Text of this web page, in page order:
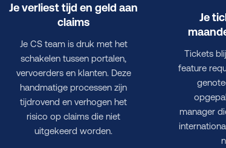
Je verliest tijd en geld aan
claims
Je CS team is druk met het
schakelen tussen portalen,
vervoerders en klanten. Deze
handmatige processen zijn
tijdrovend en verhogen het
risico op claims die niet
uitgekeerd worden.
Je
Tickets
feature
manager